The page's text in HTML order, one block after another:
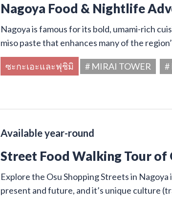
Nagoya Food & Nightlife
Nagoya is famous for its bold, umami-rich
miso paste that enhances many of the
ซะกะเอะและฟุชิมิ # MIRAI TOWER #
Available year-round
Street Food Walking Tour of
Explore the Osu Shopping Streets in
present and future, and it’s unique culture